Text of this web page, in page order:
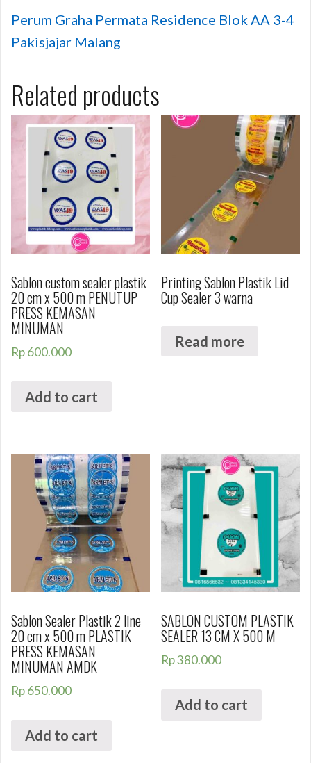
Perum Graha Permata Residence Blok AA 3-4
Pakisjajar Malang
Related products
Sablon custom sealer plastik
20 cm x 500 m PENUTUP
PRESS KEMASAN
MINUMAN
Rp600.000
Add to cart
Printing Sablon Plastik Lid
Cup Sealer 3 warna
Read more
Sablon Sealer Plastik 2 line
20 cm x 500 m PLASTIK
PRESS KEMASAN
MINUMAN AMDK
Rp650.000
Add to cart
SABLON CUSTOM PLASTIK
SEALER 13 CM X 500 M
Rp380.000
Add to cart